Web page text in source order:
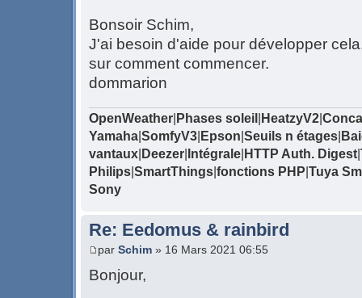
Bonsoir Schim,
J'ai besoin d'aide pour développer
sur comment commencer.
dommarion
OpenWeather Phases soleil HeatzyV2
Yamaha SomfyV3 Epson Seuils n étages
vantaux Deezer Intégrale HTTP Auth. Digest
Philips SmartThings fonctions PHP Tuya
Sony
Re: Eedomus & rainbird
par Schim » 16 Mars 2021 06:55
Bonjour,